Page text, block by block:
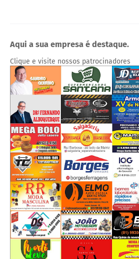
Aqui a sua empresa é destaque.
Clique e visite nossos patrocinadores